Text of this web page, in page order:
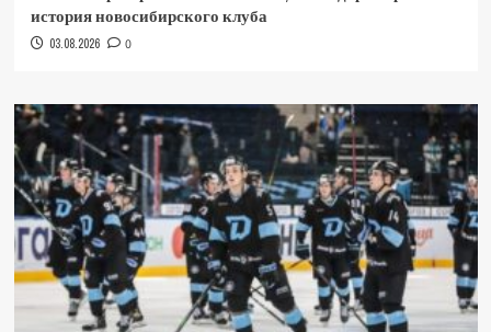
история новосибирского клуба
03.08.2026 0